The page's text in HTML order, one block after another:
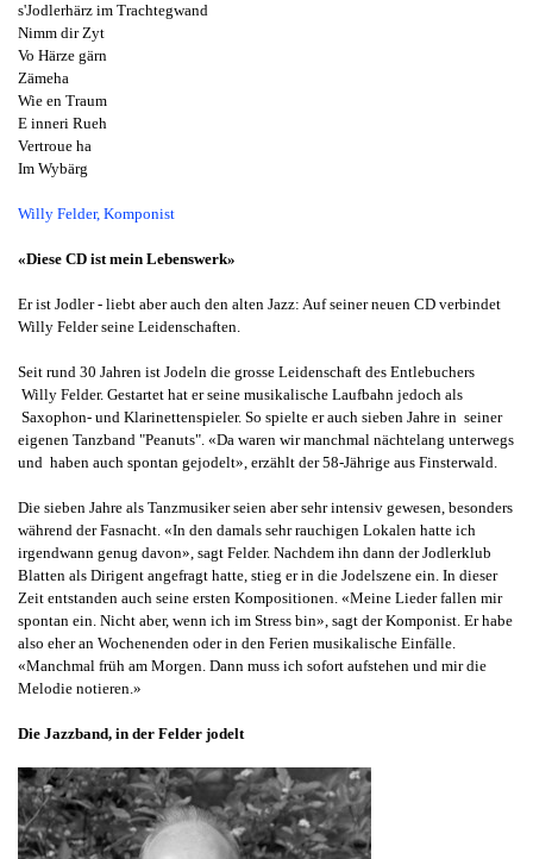
s'Jodlerhärz im Trachtegwand
Nimm dir Zyt
Vo Härze gärn
Zämeha
Wie en Traum
E inneri Rueh
Vertroue ha
Im Wybärg
Willy Felder, Komponist
«Diese CD ist mein Lebenswerk»
Er ist Jodler - liebt aber auch den alten Jazz: Auf seiner neuen CD verbindet
Willy Felder seine Leidenschaften.
Seit rund 30 Jahren ist Jodeln die grosse Leidenschaft des Entlebuchers
Willy Felder. Gestartet hat er seine musikalische Laufbahn jedoch als
Saxophon- und Klarinettenspieler. So spielte er auch sieben Jahre in seiner
eigenen Tanzband "Peanuts". «Da waren wir manchmal nächtelang unterwegs
und haben auch spontan gejodelt», erzählt der 58-Jährige aus Finsterwald.
Die sieben Jahre als Tanzmusiker seien aber sehr intensiv gewesen, besonders
während der Fasnacht. «In den damals sehr rauchigen Lokalen hatte ich
irgendwann genug davon», sagt Felder. Nachdem ihn dann der Jodlerklub
Blatten als Dirigent angefragt hatte, stieg er in die Jodelszene ein. In dieser
Zeit entstanden auch seine ersten Kompositionen. «Meine Lieder fallen mir
spontan ein. Nicht aber, wenn ich im Stress bin», sagt der Komponist. Er habe
also eher an Wochenenden oder in den Ferien musikalische Einfälle.
«Manchmal früh am Morgen. Dann muss ich sofort aufstehen und mir die
Melodie notieren.»
Die Jazzband, in der Felder jodelt